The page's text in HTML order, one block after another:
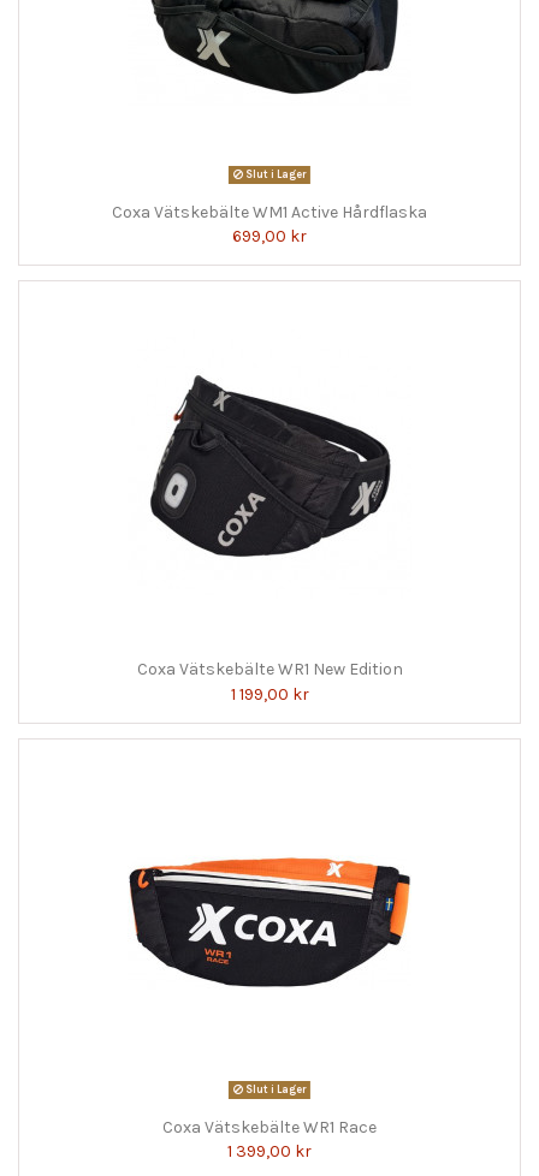
Slut i Lager
Coxa Vätskebälte WM1 Active Hårdflaska
699,00 kr
Coxa Vätskebälte WR1 New Edition
1 199,00 kr
Slut i Lager
Coxa Vätskebälte WR1 Race
1 399,00 kr